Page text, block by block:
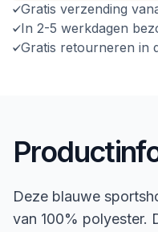
Gratis verzending
In 2-5 werkdagen
Gratis retourneren in
Deze blauwe
van 100% polyester.